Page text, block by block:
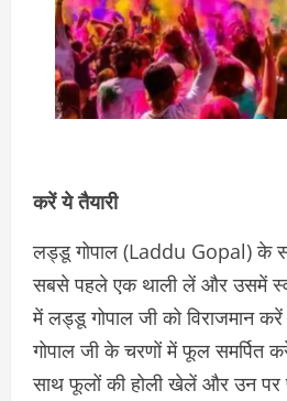
करें ये तैयारी
लड्डू गोपाल (Laddu Gopal) के
सबसे पहले एक थाली लें और उसमें
में लड्डू गोपाल जी को विराजमान
गोपाल जी के चरणों में फूल
साथ फूलों की होली खेलें और उन पर